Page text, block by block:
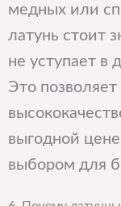
медных или
латунь стоит
не уступает в
Это
выгодной
выбором для